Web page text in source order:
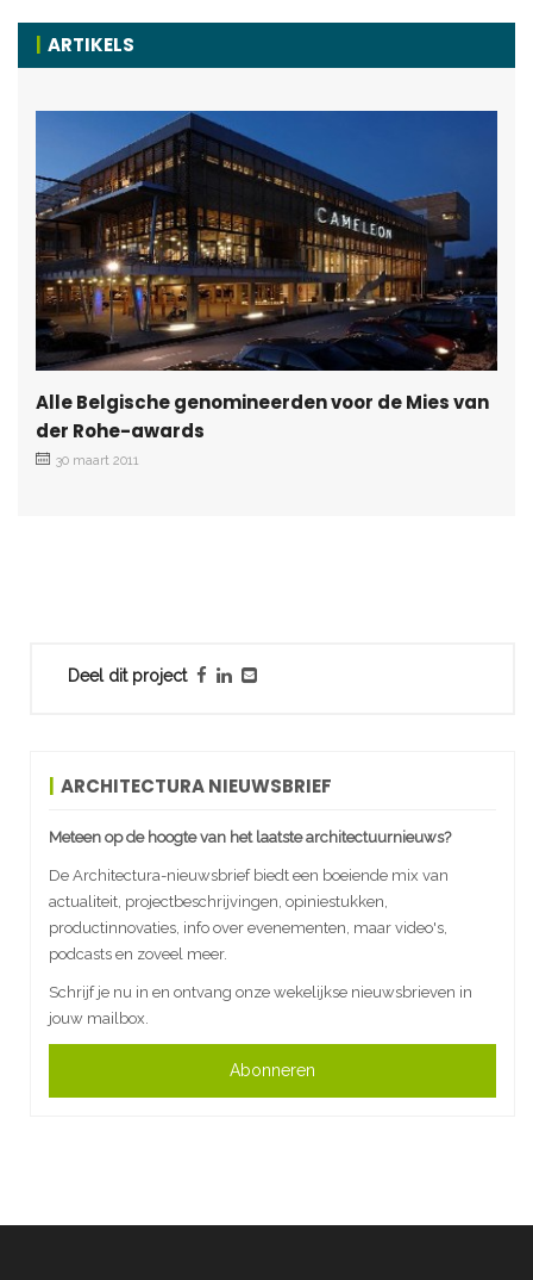
Deel dit project
ARCHITECTURA NIEUWSBRIEF
Meteen op de hoogte van het laatste architectuurnieuws?
De Architectura-nieuwsbrief biedt een boeiende mix van
actualiteit, projectbeschrijvingen, opiniestukken,
productinnovaties, info over evenementen, maar video's,
podcasts en zoveel meer.
Schrijf je nu in en ontvang onze wekelijkse nieuwsbrieven in
jouw mailbox.
Abonneren
ARTIKELS
Alle Belgische genomineerden voor de Mies van
der Rohe-awards
30 maart 2011